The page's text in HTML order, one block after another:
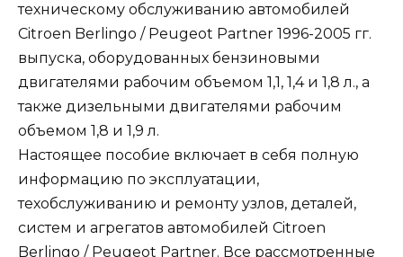
техническому обслуживанию автомобилей
Citroen Berlingo / Peugeot Partner 1996-2005 гг.
выпуска, оборудованных бензиновыми
двигателями рабочим объемом 1,1, 1,4 и 1,8 л., а
также дизельными двигателями рабочим
объемом 1,8 и 1,9 л.
Настоящее пособие включает в себя полную
информацию по эксплуатации,
техобслуживанию и ремонту узлов, деталей,
систем и агрегатов автомобилей Citroen
Berlingo / Peugeot Partner. Все рассмотренные